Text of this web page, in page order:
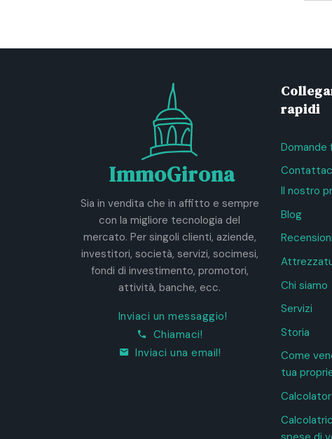
ImmoGirona
Sia in vendita che in affitto e sempre
con la migliore tecnologia del
mercato. Per singoli clienti, aziende,
investitori, società, servizi, socimesi,
fondi di investimento, promotori,
attività, banche, ecc.
Inviaci un messaggio!
Chiamaci!
Inviaci una email!
rapidi
Domande
Il nostro
Blog
Recensioni
Chi siamo
Servizi
Storia
Come
tua